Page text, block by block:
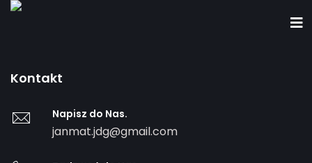
Kontakt
Napisz do Nas.
janmat.jdg@gmail.com